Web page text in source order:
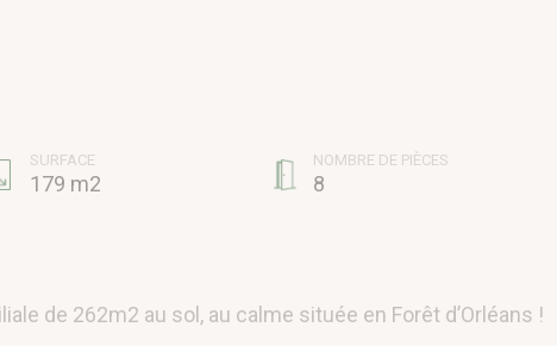
SURFACE
179 m2
NOMBRE DE PIÈCES
8
de 262m2 au sol, au calme située en Forêt d’Orléans !